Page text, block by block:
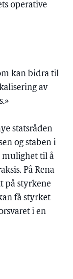
operative
kan bidra til
av
statsråden
og staben i
mulighet til å
På Rena
på styrkene
få styrket
i en